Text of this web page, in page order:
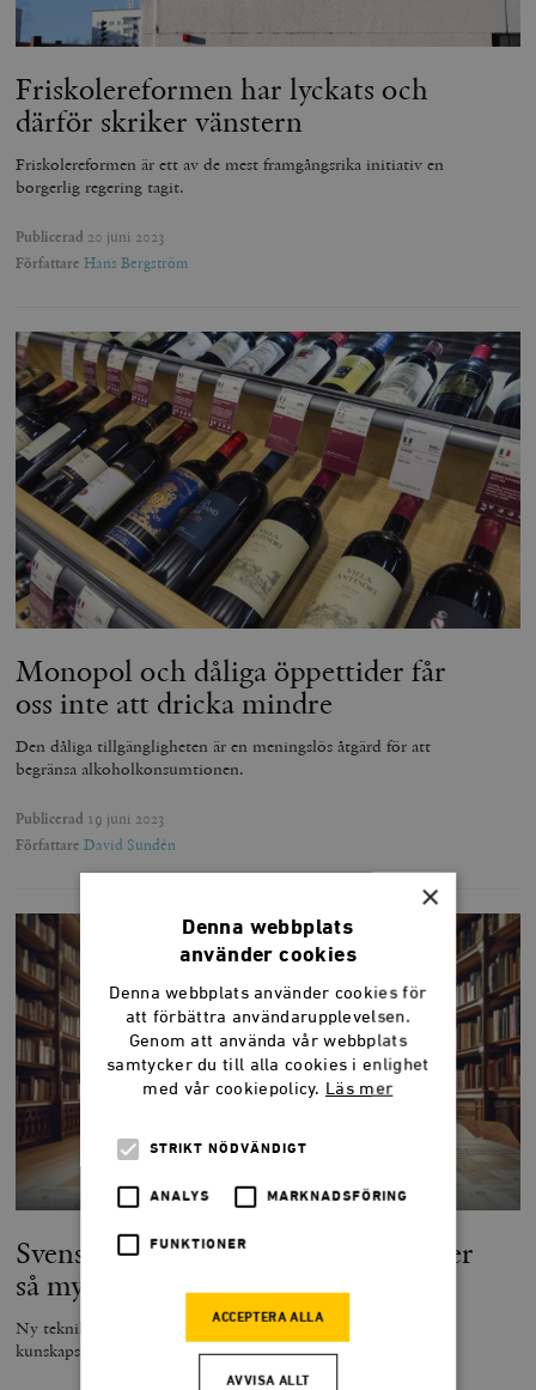
Friskolereformen har lyckats och
därför skriker vänstern
Friskolereformen är ett av de mest framgångsrika initiativ en
borgerlig regering tagit.
Publicerad 20 juni 2023
Författare Hans Bergström
Monopol och dåliga öppettider får
oss inte att dricka mindre
Den dåliga tillgängligheten är en meningslös åtgärd för att
begränsa alkoholkonsumtionen.
Publicerad 19 juni 2023
Författare David Sundén
Svenska elever kan lära sig tio gånger
så mycket
Ny teknik har redan gett oss revolutionära möjligheter till
kunskapsinhämtning.
×
Denna webbplats
använder cookies
Denna webbplats använder cookies för
att förbättra användarupplevelsen.
Genom att använda vår webbplats
samtycker du till alla cookies i enlighet
med vår cookiepolicy. Läs mer
STRIKT NÖDVÄNDIGT
ANALYS MARKNADSFÖRING
FUNKTIONER
ACCEPTERA ALLA
AVVISA ALLT